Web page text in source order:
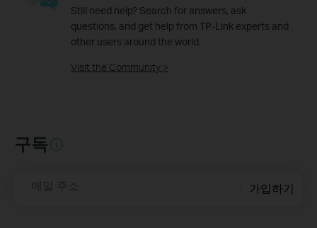
Still need help? Search for answers, ask
questions, and get help from TP-Link experts and
other users around the world.
Visit the Community >
구독
메일 주소 가입하기